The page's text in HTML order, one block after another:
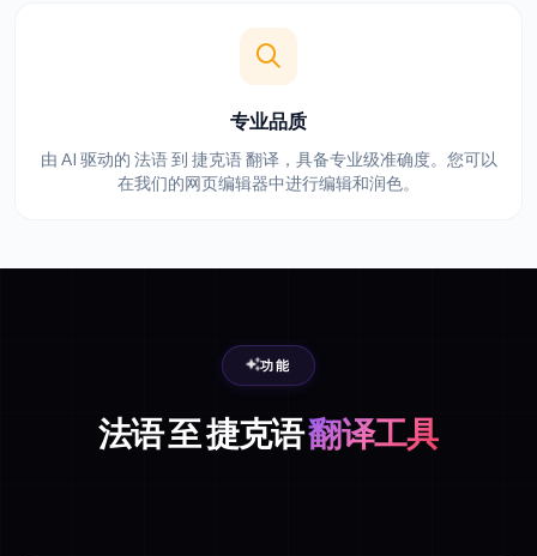
专业品质
由 AI 驱动的 法语 到 捷克语 翻译，具备专业级准确度。您可以
在我们的网页编辑器中进行编辑和润色。
功能
法语 至 捷克语翻译工具